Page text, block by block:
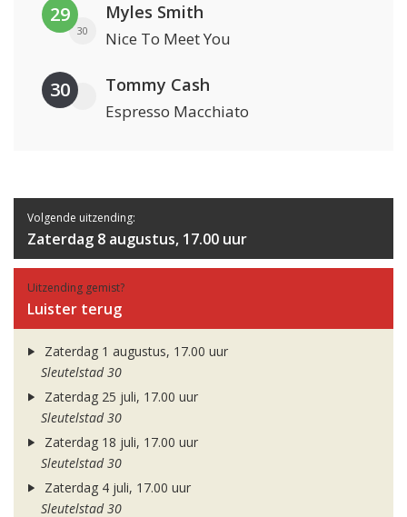
29
30
Myles Smith
Nice To Meet You
30 Tommy Cash
Espresso Macchiato
Volgende uitzending:
Zaterdag 8 augustus, 17.00 uur
Uitzending gemist?
Luister terug
Zaterdag 1 augustus, 17.00 uur
Sleutelstad 30
Zaterdag 25 juli, 17.00 uur
Sleutelstad 30
Zaterdag 18 juli, 17.00 uur
Sleutelstad 30
Zaterdag 4 juli, 17.00 uur
Sleutelstad 30